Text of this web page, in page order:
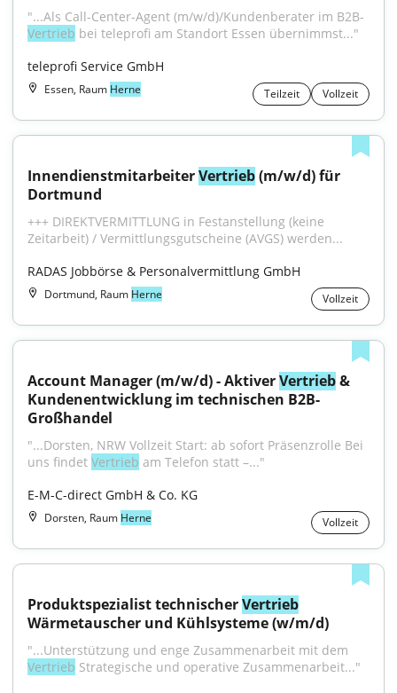
"...Als Call-Center-Agent (m/w/d)/Kundenberater im B2B-
Vertrieb bei teleprofi am Standort Essen übernimmst..."
teleprofi Service GmbH
Essen, Raum Herne Teilzeit Vollzeit
Innendienstmitarbeiter Vertrieb (m/w/d) für
Dortmund
+++ DIREKTVERMITTLUNG in Festanstellung (keine
Zeitarbeit) / Vermittlungsgutscheine (AVGS) werden...
RADAS Jobbörse & Personalvermittlung GmbH
Dortmund, Raum Herne Vollzeit
Account Manager (m/w/d) - Aktiver Vertrieb &
Kundenentwicklung im technischen B2B-
Großhandel
"...Dorsten, NRW Vollzeit Start: ab sofort Präsenzrolle Bei
uns findet Vertrieb am Telefon statt –..."
E-M-C-direct GmbH & Co. KG
Dorsten, Raum Herne Vollzeit
Produktspezialist technischer Vertrieb
Wärmetauscher und Kühlsysteme (w/m/d)
Vertrieb Strategische und operative Zusammenarbeit..."